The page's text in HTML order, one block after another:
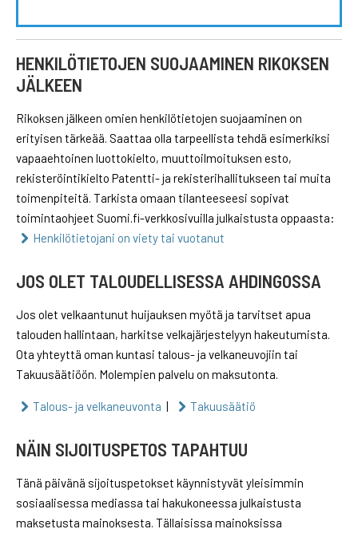
HENKILÖTIETOJEN SUOJAAMINEN RIKOKSEN
JÄLKEEN
Rikoksen jälkeen omien henkilötietojen suojaaminen on
erityisen tärkeää. Saattaa olla tarpeellista tehdä esimerkiksi
vapaaehtoinen luottokielto, muuttoilmoituksen esto,
rekisteröintikielto Patentti- ja rekisterihallitukseen tai muita
toimenpiteitä. Tarkista omaan tilanteeseesi sopivat
toimintaohjeet Suomi.fi-verkkosivuilla julkaistusta oppaasta:
Henkilötietojani on viety tai vuotanut
JOS OLET TALOUDELLISESSA AHDINGOSSA
Jos olet velkaantunut huijauksen myötä ja tarvitset apua
talouden hallintaan, harkitse velkajärjestelyyn hakeutumista.
Ota yhteyttä oman kuntasi talous- ja velkaneuvojiin tai
Takuusäätiöön. Molempien palvelu on maksutonta.
Talous- ja velkaneuvonta | Takuusäätiö
NÄIN SIJOITUSPETOS TAPAHTUU
Tänä päivänä sijoituspetokset käynnistyvät yleisimmin
sosiaalisessa mediassa tai hakukoneessa julkaistusta
maksetusta mainoksesta. Tällaisissa mainoksissa